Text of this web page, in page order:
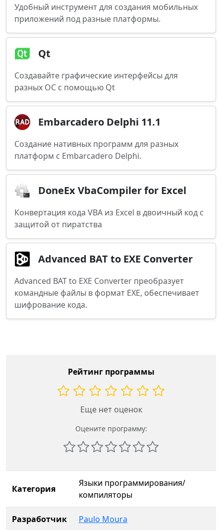
Удобный инструмент для создания мобильных
приложений под разные платформы.
Qt
Создавайте графические интерфейсы для
разных ОС с помощью Qt
Embarcadero Delphi 11.1
Создание нативных программ для разных
платформ с Embarcadero Delphi.
DoneEx VbaCompiler for Excel
Конвертация кода VBA из Excel в двоичный код с
защитой от пиратства
Advanced BAT to EXE Converter
Advanced BAT to EXE Converter преобразует
командные файлы в формат EXE, обеспечивает
шифрование кода.
Рейтинг программы
Еще нет оценок
Оцените программу:
Категория
Языки программирования/
компиляторы
Разработчик Paulo Moura